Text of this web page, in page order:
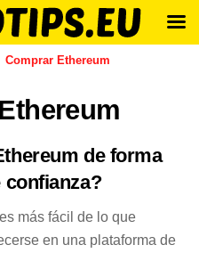
Comprar Ethereum
de forma
confianza?
más fácil de lo que
en una plataforma de